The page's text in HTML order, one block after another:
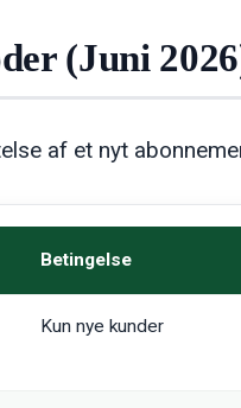
(Juni
af et nyt
Betingelse
Kun nye kunder